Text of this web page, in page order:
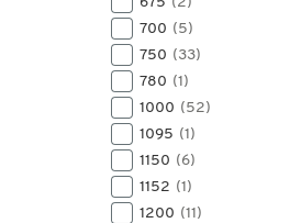
700 (5)
750 (33)
780 (1)
1000 (52)
1095 (1)
1150 (6)
1152 (1)
1200 (11)